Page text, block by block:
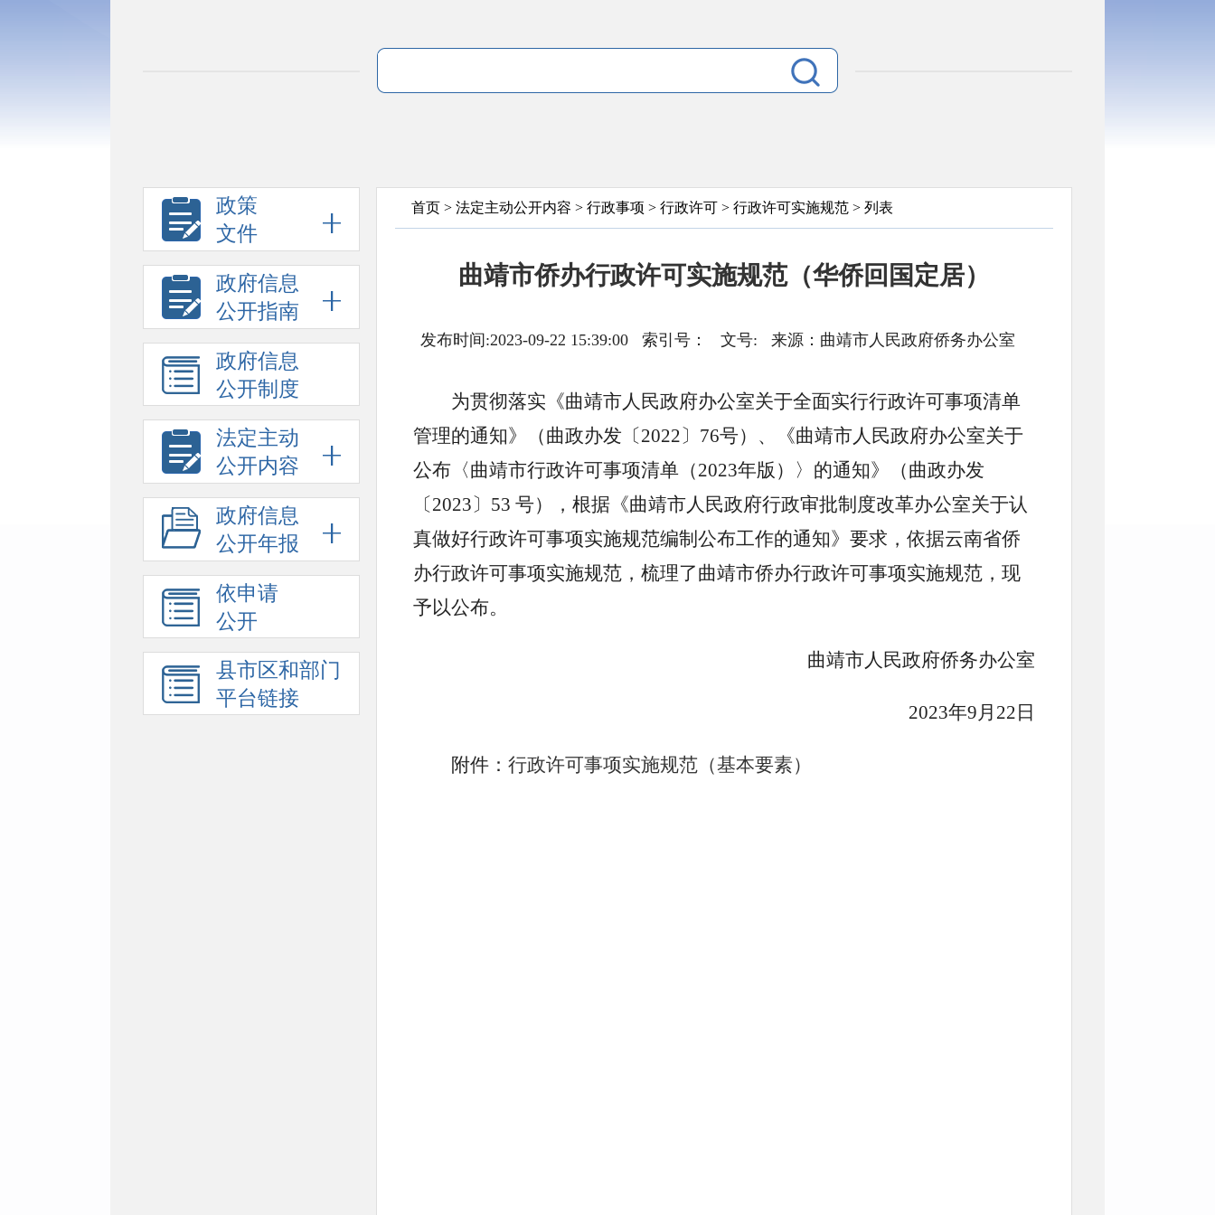
政策
文件
政府信息
公开指南
政府信息
公开制度
法定主动
公开内容
政府信息
公开年报
依申请
公开
县市区和部门
平台链接
首页 > 法定主动公开内容 > 行政事项 > 行政许可 > 行政许可实施规范 > 列表
曲靖市侨办行政许可实施规范（华侨回国定居）
发布时间:2023-09-22 15:39:00 索引号： 文号: 来源：曲靖市人民政府侨务办公室
为贯彻落实《曲靖市人民政府办公室关于全面实行行政许可事项清单
管理的通知》（曲政办发〔2022〕76号）、《曲靖市人民政府办公室关于
公布〈曲靖市行政许可事项清单（2023年版）〉的通知》（曲政办发
〔2023〕53 号），根据《曲靖市人民政府行政审批制度改革办公室关于认
真做好行政许可事项实施规范编制公布工作的通知》要求，依据云南省侨
办行政许可事项实施规范，梳理了曲靖市侨办行政许可事项实施规范，现
予以公布。
曲靖市人民政府侨务办公室
2023年9月22日
附件： 行政许可事项实施规范（基本要素）